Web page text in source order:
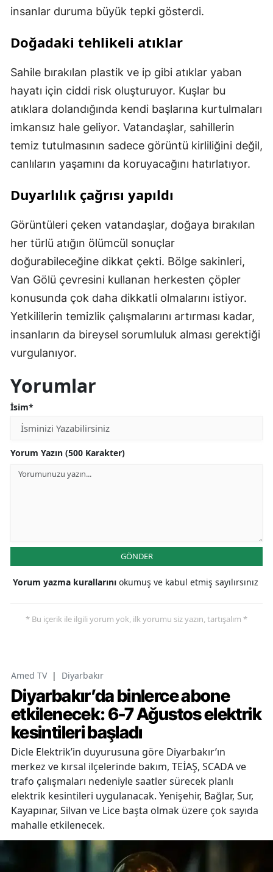
insanlar duruma büyük tepki gösterdi.
Doğadaki tehlikeli atıklar
Sahile bırakılan plastik ve ip gibi atıklar yaban
hayatı için ciddi risk oluşturuyor. Kuşlar bu
atıklara dolandığında kendi başlarına kurtulmaları
imkansız hale geliyor. Vatandaşlar, sahillerin
temiz tutulmasının sadece görüntü kirliliğini değil,
canlıların yaşamını da koruyacağını hatırlatıyor.
Duyarlılık çağrısı yapıldı
Görüntüleri çeken vatandaşlar, doğaya bırakılan
her türlü atığın ölümcül sonuçlar
doğurabileceğine dikkat çekti. Bölge sakinleri,
Van Gölü çevresini kullanan herkesten çöpler
konusunda çok daha dikkatli olmalarını istiyor.
Yetkililerin temizlik çalışmalarını artırması kadar,
insanların da bireysel sorumluluk alması gerektiği
vurgulanıyor.
Yorumlar
İsim*
Yorum Yazın (500 Karakter)
GÖNDER
Yorum yazma kurallarını okumuş ve kabul etmiş sayılırsınız
* Bu içerik ile ilgili yorum yok, ilk yorumu siz yazın, tartışalım *
Amed TV | Diyarbakır
Diyarbakır’da binlerce abone
etkilenecek: 6-7 Ağustos elektrik
kesintileri başladı
Dicle Elektrik’in duyurusuna göre Diyarbakır’ın
merkez ve kırsal ilçelerinde bakım, TEİAŞ, SCADA ve
trafo çalışmaları nedeniyle saatler sürecek planlı
elektrik kesintileri uygulanacak. Yenişehir, Bağlar, Sur,
Kayapınar, Silvan ve Lice başta olmak üzere çok sayıda
mahalle etkilenecek.